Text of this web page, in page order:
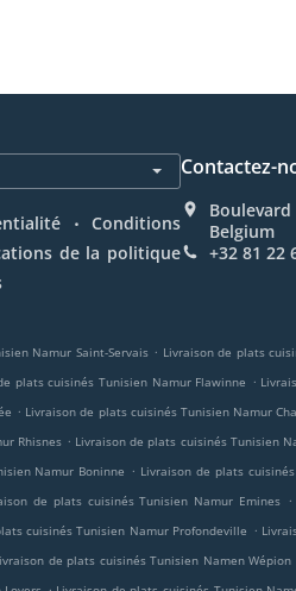
. Conditions
de la politique
Contactez-
Belgium
+32 81 22
Namur Saint-Servais . Livraison de plats
plats cuisinés Tunisien Namur Flawinne .
. Livraison de plats cuisinés Tunisien Namur
Rhisnes . Livraison de plats cuisinés Tunisien
Namur Boninne . Livraison de plats
de plats cuisinés Tunisien Namur Emines .
cuisinés Tunisien Namur Profondeville .
de plats cuisinés Tunisien Namen Wépion
.